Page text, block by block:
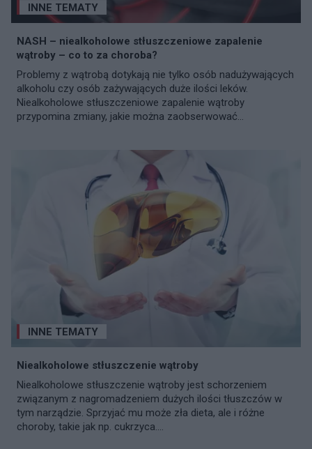
INNE TEMATY
NASH – niealkoholowe stłuszczeniowe zapalenie
wątroby – co to za choroba?
Problemy z wątrobą dotykają nie tylko osób nadużywających
alkoholu czy osób zażywających duże ilości leków.
Niealkoholowe stłuszczeniowe zapalenie wątroby
przypomina zmiany, jakie można zaobserwować...
INNE TEMATY
Niealkoholowe stłuszczenie wątroby
Niealkoholowe stłuszczenie wątroby jest schorzeniem
związanym z nagromadzeniem dużych ilości tłuszczów w
tym narządzie. Sprzyjać mu może zła dieta, ale i różne
choroby, takie jak np. cukrzyca....